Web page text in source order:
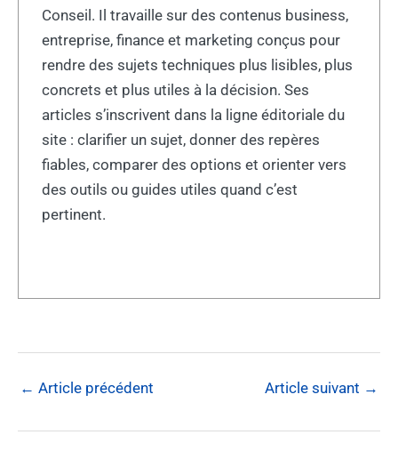
Conseil. Il travaille sur des contenus business,
entreprise, finance et marketing conçus pour
rendre des sujets techniques plus lisibles, plus
concrets et plus utiles à la décision. Ses
articles s’inscrivent dans la ligne éditoriale du
site : clarifier un sujet, donner des repères
fiables, comparer des options et orienter vers
des outils ou guides utiles quand c’est
pertinent.
← Article précédent Article suivant →